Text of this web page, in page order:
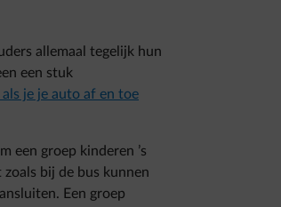
allemaal tegelijk hun
een stuk
je je auto af en toe
een groep kinderen ’s
bij de bus kunnen
Een groep